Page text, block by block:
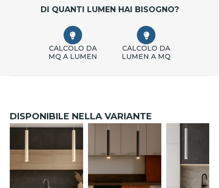
DI QUANTI LUMEN HAI BISOGNO?
CALCOLO DA
MQ A LUMEN
CALCOLO DA
LUMEN A MQ
DISPONIBILE NELLA VARIANTE